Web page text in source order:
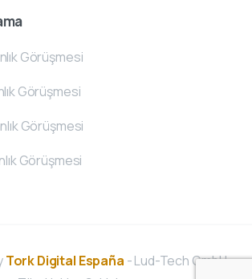
Görüşmesi
Görüşmesi
Görüşmesi
Görüşmesi
Tork Digital España - Lud-Tech GmbH